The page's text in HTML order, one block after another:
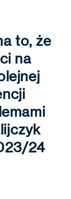
to, że
na
24